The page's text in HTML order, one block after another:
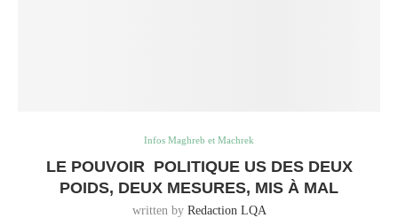
Infos Maghreb et Machrek
LE POUVOIR POLITIQUE US DES DEUX
POIDS, DEUX MESURES, MIS À MAL
written by Redaction LQA